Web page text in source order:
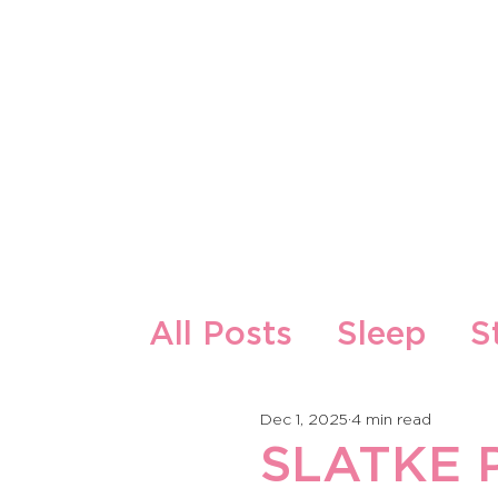
All Posts Sleep
Zdrava ishrana i
SLATKE
Dec 1, 2025 4 min read